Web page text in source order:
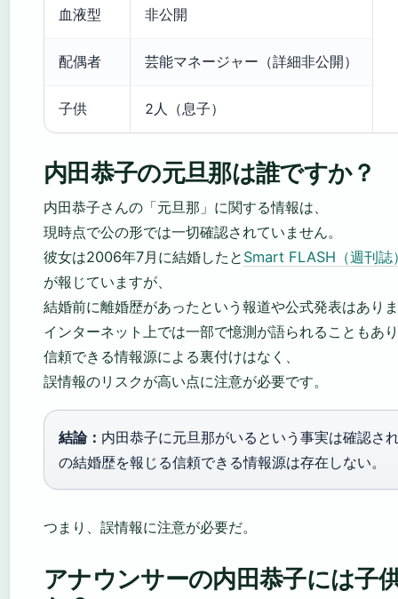
血液型 非公開
配偶者 芸能マネージャー（詳細非公開）
子供 2人（息子）
内田恭子の元旦那は誰ですか？
内田恭子さんの「元旦那」に関する情報は、
現時点で公の形では一切確認されていません。
彼女は2006年7月に結婚したと Smart FLASH（週刊誌
が報じていますが、
結婚前に離婚歴があったという報道や公式発表はあり
インターネット上では一部で憶測が語られることもあ
信頼できる情報源による裏付けはなく、
誤情報のリスクが高い点に注意が必要です。
結論： 内田恭子に元旦那がいるという事実は確認さ
の結婚歴を報じる信頼できる情報源は存在しない。
つまり、誤情報に注意が必要だ。
アナウンサーの内田恭子には子